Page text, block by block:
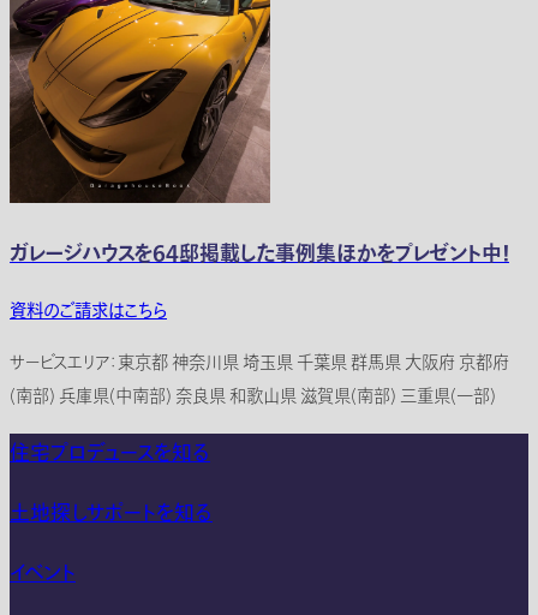
ガレージハウスを64邸掲載した事例集ほかをプレゼント中！
資料のご請求はこちら
サービスエリア：東京都 神奈川県 埼玉県 千葉県 群馬県 大阪府 京都府
(南部) 兵庫県(中南部) 奈良県 和歌山県 滋賀県(南部) 三重県(一部)
住宅プロデュースを知る
土地探しサポートを知る
イベント